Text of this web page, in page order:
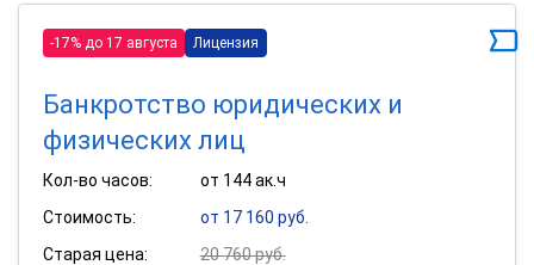
-17% до 17 августа Лицензия
Банкротство юридических и
физических лиц
Кол-во часов:
от 144 ак.ч
Стоимость:
от 17 160 руб.
Старая цена:
20 760 руб.